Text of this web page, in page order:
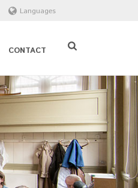
Languages
CONTACT